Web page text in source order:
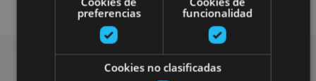
preferencias
funcionalidad
Cookies no clasificadas